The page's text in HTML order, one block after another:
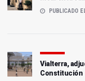
PUBLICADO
Vialterra,
Constitución